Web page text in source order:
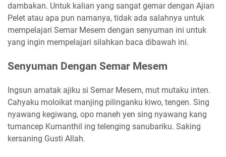
dambakan. Untuk kalian yang sangat gemar dengan Ajian
Pelet atau apa pun namanya, tidak ada salahnya untuk
mempelajari Semar Mesem dengan senyuman ini untuk
yang ingin mempelajari silahkan baca dibawah ini.
Senyuman Dengan Semar Mesem
Ingsun amatak ajiku si Semar Mesem, mut mutaku inten.
Cahyaku moloikat manjing pilinganku kiwo, tengen. Sing
nyawang kegiwang, opo maneh yen sing nyawang kang
tumancep Kumanthil ing telenging sanubariku. Saking
kersaning Gusti Allah.